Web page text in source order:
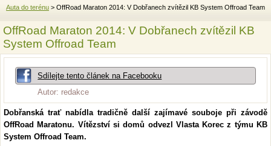
Auta do terénu > OffRoad Maraton 2014: V Dobřanech zvítězil KB System Offroad Team
OffRoad Maraton 2014: V Dobřanech zvítězil KB
System Offroad Team
Sdílejte tento článek na Facebooku
Autor: redakce
Dobřanská trať nabídla tradičně další zajímavé souboje při závodě
OffRoad Maratonu. Vítězství si domů odvezl Vlasta Korec z týmu KB
System Offroad Team.